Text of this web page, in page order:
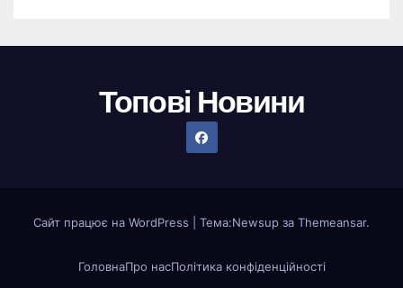
Топові Новини
Сайт працює на WordPress Тема:Newsup за Themeansar.
ГоловнаПро насПолітика конфіденційності